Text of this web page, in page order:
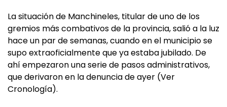
La situación de Manchineles, titular de uno de los
gremios más combativos de la provincia, salió a la luz
hace un par de semanas, cuando en el municipio se
supo extraoficialmente que ya estaba jubilado. De
ahí empezaron una serie de pasos administrativos,
que derivaron en la denuncia de ayer (Ver
Cronología).